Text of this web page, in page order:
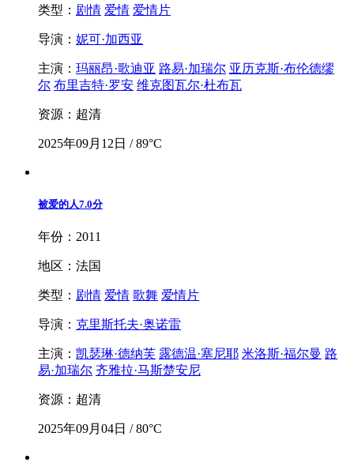
类型： 剧情 爱情 爱情片
导演： 妮可·加西亚
主演： 玛丽昂·歌迪亚 路易·加瑞尔 亚历克斯·布伦德缪
尔 布里吉特·罗安 维克图瓦尔·杜布瓦
资源：超清
2025年09月12日 / 89°C
被爱的人7.0分
年份：2011
地区：法国
类型： 剧情 爱情 歌舞 爱情片
导演： 克里斯托夫·奥诺雷
主演： 凯瑟琳·德纳芙 露德温·塞尼耶 米洛斯·福尔曼 路
易·加瑞尔 齐雅拉·马斯楚安尼
资源：超清
2025年09月04日 / 80°C